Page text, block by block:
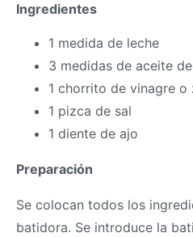
Ingredientes
1 medida de leche
3 medidas de aceite
1 chorrito de vinagre o
1 pizca de sal
1 diente de ajo
Preparación
Se colocan todos los
batidora. Se introduce la